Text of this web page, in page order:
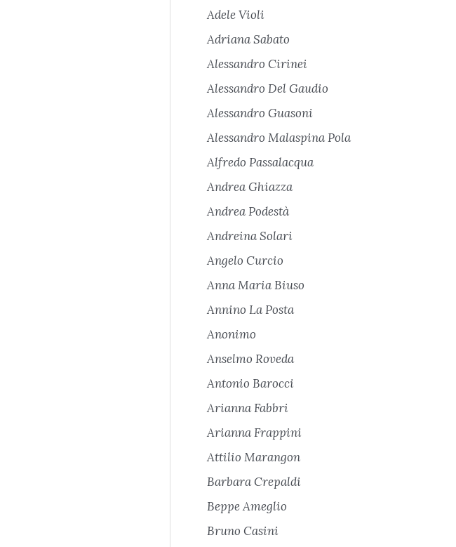
Adele Violi
Adriana Sabato
Alessandro Cirinei
Alessandro Del Gaudio
Alessandro Guasoni
Alessandro Malaspina Pola
Alfredo Passalacqua
Andrea Ghiazza
Andrea Podestà
Andreina Solari
Angelo Curcio
Anna Maria Biuso
Annino La Posta
Anonimo
Anselmo Roveda
Antonio Barocci
Arianna Fabbri
Arianna Frappini
Attilio Marangon
Barbara Crepaldi
Beppe Ameglio
Bruno Casini